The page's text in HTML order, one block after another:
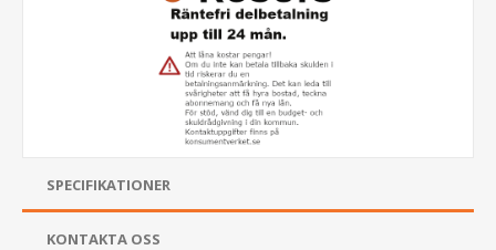
SPECIFIKATIONER
KONTAKTA OSS